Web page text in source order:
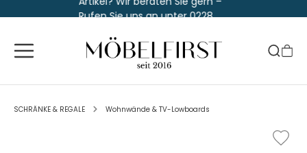
Rufen Sie uns an unter 0228
SCHRÄNKE & REGALE Wohnwände & TV-Lowboards